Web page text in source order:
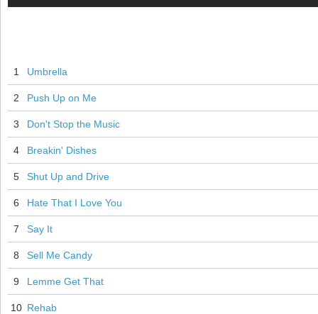
1 Umbrella
2 Push Up on Me
3 Don't Stop the Music
4 Breakin' Dishes
5 Shut Up and Drive
6 Hate That I Love You
7 Say It
8 Sell Me Candy
9 Lemme Get That
10 Rehab